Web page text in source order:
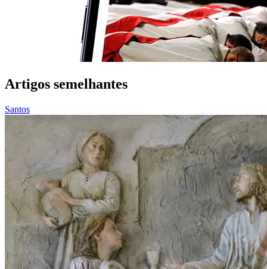
Artigos semelhantes
Santos